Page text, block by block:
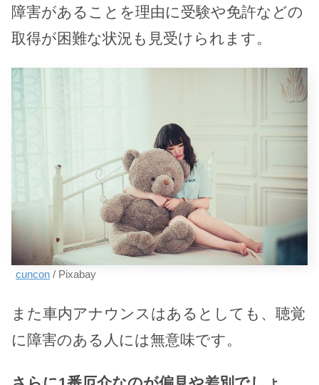
障害があることを理由に受験や免許などの
取得が困難な状況も見受けられます。
cuncon / Pixabay
また車内アナウンスはあるとしても、聴覚
に障害のある人には無意味です。